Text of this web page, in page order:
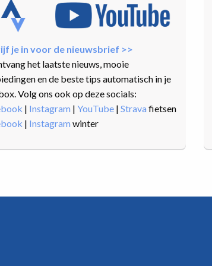
je in voor de nieuwsbrief >>
het laatste nieuws, mooie
en de beste tips automatisch in je
Volg ons ook op deze socials:
| Instagram | YouTube | Strava fietsen
| Instagram winter